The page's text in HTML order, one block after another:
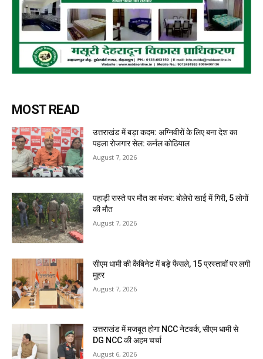
MOST READ
उत्तराखंड में बड़ा कदम: अग्निवीरों के लिए बना देश का
पहला रोजगार सेल: कर्नल कोठियाल
August 7, 2026
पहाड़ी रास्ते पर मौत का मंजर: बोलेरो खाई में गिरी, 5 लोगों
की मौत
August 7, 2026
सीएम धामी की कैबिनेट में बड़े फैसले, 15 प्रस्तावों पर लगी
मुहर
August 7, 2026
उत्तराखंड में मजबूत होगा NCC नेटवर्क, सीएम धामी से
DG NCC की अहम चर्चा
August 6, 2026